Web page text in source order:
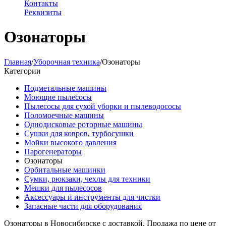
Контакты
Реквизиты
Озонаторы
Главная/Уборочная техника/Озонаторы
Категории
Подметальные машины
Моющие пылесосы
Пылесосы для сухой уборки и пылеводососы
Поломоечные машины
Однодисковые роторные машины
Сушки для ковров, турбосушки
Мойки высокого давления
Парогенераторы
Озонаторы
Орбитальные машинки
Сумки, рюкзаки, чехлы для техники
Мешки для пылесосов
Аксессуары и инструменты для чистки
Запасные части для оборудования
Озонаторы в Новосибирске с доставкой. Продажа по цене от